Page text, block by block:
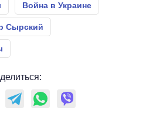
Война в Украине
Сырский